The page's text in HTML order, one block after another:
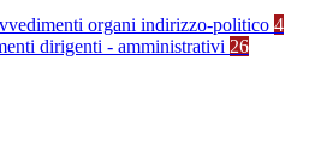
organi indirizzo-politico 4
dirigenti - amministrativi 26